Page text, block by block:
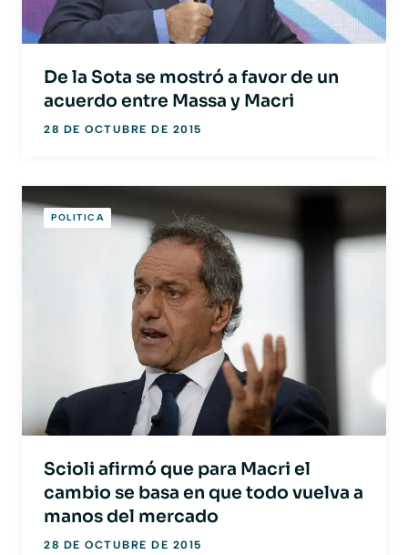
De la Sota se mostró a favor de un
acuerdo entre Massa y Macri
28 DE OCTUBRE DE 2015
POLITICA
Scioli afirmó que para Macri el
cambio se basa en que todo vuelva a
manos del mercado
28 DE OCTUBRE DE 2015